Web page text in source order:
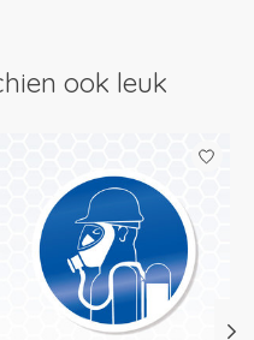
ook leuk